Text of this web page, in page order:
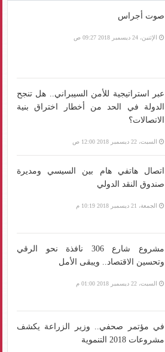
صوت أجراس
الإثنين، 24 ديسمبر 2018 09:27 ص
عبر استراتيجية للأمن السيبراني.. هل تنجح
الدولة في الحد من أخطار اختراق بنية
الاتصالات؟
السبت، 22 ديسمبر 2018 12:00 ص
اتصال هاتفي هام بين السيسي ومديرة
صندوق النقد الدولي
الجمعة، 21 ديسمبر 2018 10:19 م
مشروع شارع 306 نافذة نحو الرقي
وتحسين الاقتصاد.. ويبقى الأمل
السبت، 22 ديسمبر 2018 01:00 م
في مؤتمر صحفي.. وزير الزراعة يكشف
مشروعات 2018 التنموية